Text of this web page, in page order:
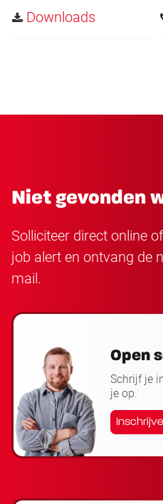
Downloads
Niet gevonden
Solliciteer direct online
job alert en ontvang de
mail.
Open
Schrijf je
je op.